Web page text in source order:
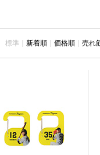
標準｜ 新着順 ｜ 価格順 ｜ 売れ